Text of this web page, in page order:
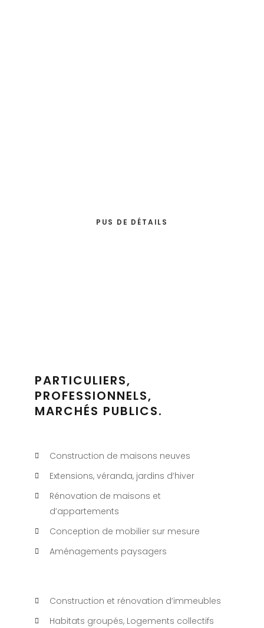
PUS DE DÉTAILS
PARTICULIERS,
PROFESSIONNELS,
MARCHÉS PUBLICS.
Construction de maisons neuves
Extensions, véranda, jardins d’hiver
Rénovation de maisons et
d’appartements
Conception de mobilier sur mesure
Aménagements paysagers
Construction et rénovation d’immeubles
Habitats groupés, Logements collectifs